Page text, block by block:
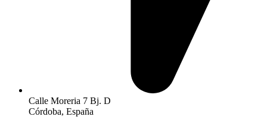
Calle Moreria 7 Bj. D
Córdoba, España